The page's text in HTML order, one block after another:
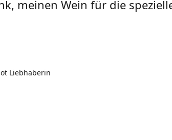
meinen Wein für die
Liebhaberin